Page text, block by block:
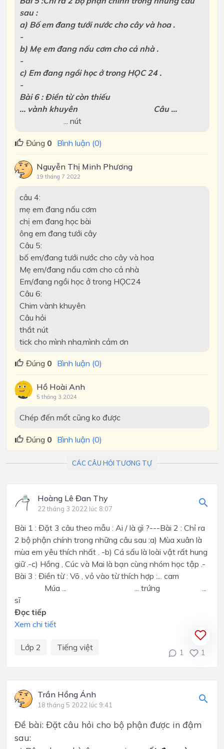
sau :
a) Bố em đang tưới nước cho cây và hoa .
-
b) Mẹ em đang nấu cơm cho cả nhà .
-
c) Em đang ngồi học ở trong HỌC 24 .
-
Bài 6 : Điền từ còn thiếu
... vành khuyên Câu ...
... nút
Đúng 0 Bình luận (0)
Nguyễn Thị Minh Phương
19 tháng 7 2022
câu 4:
mẹ em đang nấu cơm
chị em đang học bài
ông em đang tưới cây
Câu 5:
bố em/đang tưới nước cho cây và hoa
Mẹ em/đang nấu cơm cho cả nhà
Em/đang ngồi học ở trong HỌC24
Câu 6:
Chim vành khuyên
Câu hỏi
thắt nút
tick cho mình nha,mình cảm ơn
Đúng 0 Bình luận (0)
Hồ Hoài Anh
5 tháng 3 2024
Chép đến mốt cũng ko được
Đúng 0 Bình luận (0)
CÁC CÂU HỎI TƯƠNG TỰ
Hoàng Lê Đan Thy
22 tháng 3 2022 lúc 8:07
Bài 1 : Đặt 3 câu theo mẫu : Ai / là gì ?---Bài 2 : Chỉ ra
2 bộ phận chính trong những câu sau :a) Mùa xuân là
mùa em yêu thích nhất . -b) Cá sấu là loài vật rất hung
giữ .-c) Hồng , Cúc và Mai là bạn cùng nhóm học tập .-
Bài 3 : Điền từ : Võ , vỏ vào từ thích hợp :... cam
Múa ... ... trứng ...
sĩ
Đọc tiếp
Xem chi tiết
Lớp 2 Tiếng việt
1 1
Trần Hồng Ánh
18 tháng 5 2022 lúc 9:41
Đề bài: Đặt câu hỏi cho bộ phận được in đậm
sau: